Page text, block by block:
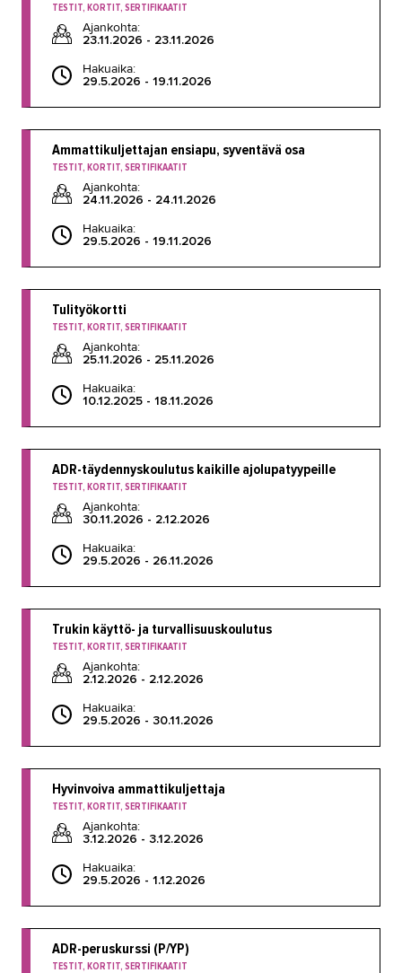
TESTIT, KORTIT, SERTIFIKAATIT
Ajankohta:
23.11.2026 - 23.11.2026
Hakuaika:
29.5.2026 - 19.11.2026
Ammattikuljettajan ensiapu, syventävä osa
TESTIT, KORTIT, SERTIFIKAATIT
Ajankohta:
24.11.2026 - 24.11.2026
Hakuaika:
29.5.2026 - 19.11.2026
Tulityökortti
TESTIT, KORTIT, SERTIFIKAATIT
Ajankohta:
25.11.2026 - 25.11.2026
Hakuaika:
10.12.2025 - 18.11.2026
ADR-täydennyskoulutus kaikille ajolupatyypeille
TESTIT, KORTIT, SERTIFIKAATIT
Ajankohta:
30.11.2026 - 2.12.2026
Hakuaika:
29.5.2026 - 26.11.2026
Trukin käyttö- ja turvallisuuskoulutus
TESTIT, KORTIT, SERTIFIKAATIT
Ajankohta:
2.12.2026 - 2.12.2026
Hakuaika:
29.5.2026 - 30.11.2026
Hyvinvoiva ammattikuljettaja
TESTIT, KORTIT, SERTIFIKAATIT
Ajankohta:
3.12.2026 - 3.12.2026
Hakuaika:
29.5.2026 - 1.12.2026
ADR-peruskurssi (P/YP)
TESTIT, KORTIT, SERTIFIKAATIT